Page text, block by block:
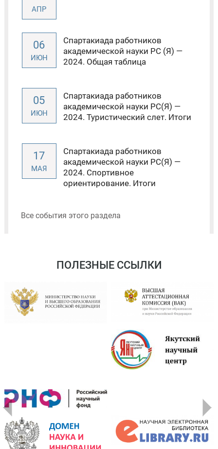
АПР
06
ИЮН
Спартакиада работников
академической науки РС (Я) —
2024. Общая таблица
05
ИЮН
Спартакиада работников
академической науки РС(Я) —
2024. Туристический слет. Итоги
17
МАЯ
Спартакиада работников
академической науки РС(Я) —
2024. Спортивное
ориентирование. Итоги
Все события этого раздела
ПОЛЕЗНЫЕ ССЫЛКИ